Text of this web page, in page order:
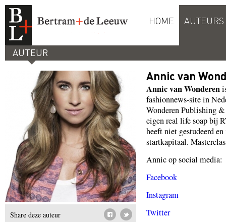
HOME AUTEURS
AUTEUR
Share deze auteur
Annic van
Annic van Wonderen
fashionnews-site in
Wonderen Publishing
eigen real life soap bij
heeft niet gestudeerd
startkapitaal.
Annic op social media:
Facebook
Instagram
Twitter